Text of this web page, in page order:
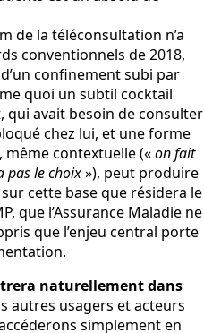
de la téléconsultation n’a
conventionnels de 2018,
confinement subi par
quoi un subtil cocktail
qui avait besoin de consulter
chez lui, et une forme
contextuelle («on fait
pas le choix»), peut produire
cette base que résidera le
que l’Assurance Maladie ne
que l’enjeu central porte
naturellement dans
autres usagers et acteurs
simplement en